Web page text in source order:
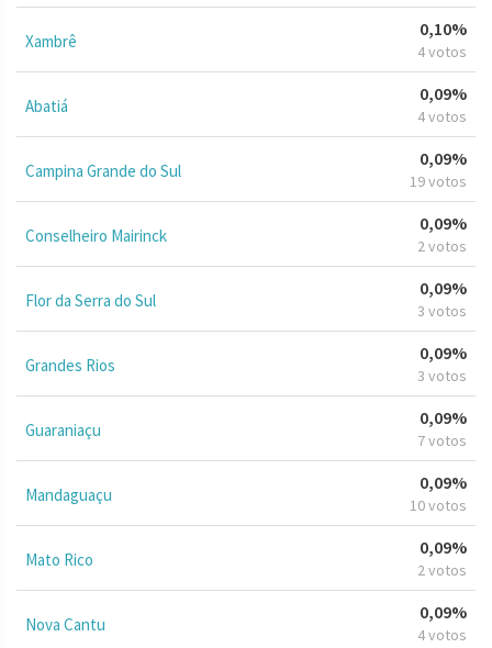
Xambrê
0,10%
4 votos
Abatiá
0,09%
4 votos
Campina Grande do Sul
0,09%
19 votos
Conselheiro Mairinck
0,09%
2 votos
Flor da Serra do Sul
0,09%
3 votos
Grandes Rios
0,09%
3 votos
Guaraniaçu
0,09%
7 votos
Mandaguaçu
0,09%
10 votos
Mato Rico
0,09%
2 votos
Nova Cantu
0,09%
4 votos